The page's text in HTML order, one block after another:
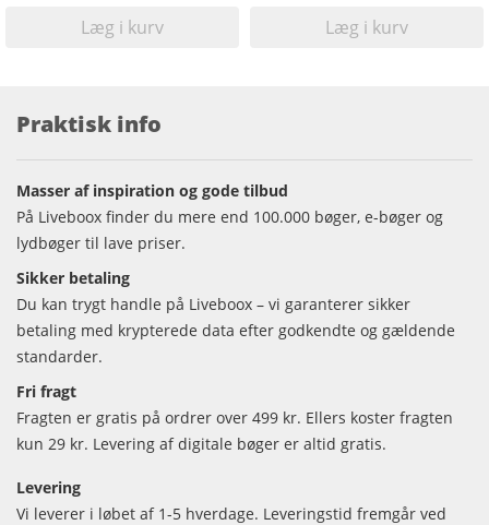
Læg i kurv Læg i kurv
Praktisk info
Masser af inspiration og gode tilbud
På Liveboox finder du mere end 100.000 bøger, e-bøger og
lydbøger til lave priser.
Sikker betaling
Du kan trygt handle på Liveboox – vi garanterer sikker
betaling med krypterede data efter godkendte og gældende
standarder.
Fri fragt
Fragten er gratis på ordrer over 499 kr. Ellers koster fragten
kun 29 kr. Levering af digitale bøger er altid gratis.
Levering
Vi leverer i løbet af 1-5 hverdage. Leveringstid fremgår ved